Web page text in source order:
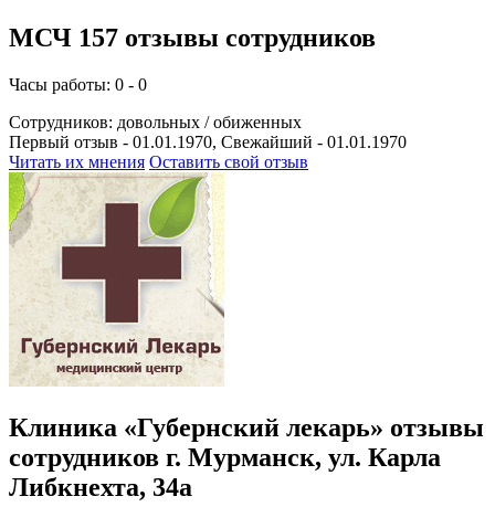
МСЧ 157 отзывы сотрудников
Часы работы: 0 - 0
Сотрудников: довольных /обиженных
Первый отзыв - 01.01.1970, Свежайший - 01.01.1970
Читать их мнения Оставить свой отзыв
Клиника «Губернский лекарь» отзывы
сотрудников г. Мурманск, ул. Карла
Либкнехта, 34а